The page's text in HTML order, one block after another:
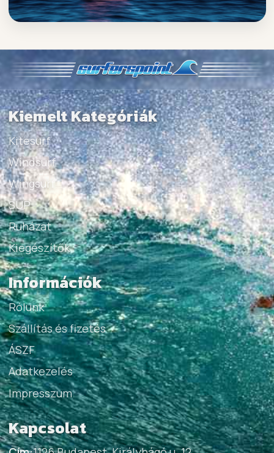
Kiemelt Kategóriák
Kitesurf
Windsurf
Wingsurf
SUP
Ruházat
Kiegészítők
Információk
Rólunk
Szállítás és fizetés
ÁSZF
Adatkezelés
Impresszum
Kapcsolat